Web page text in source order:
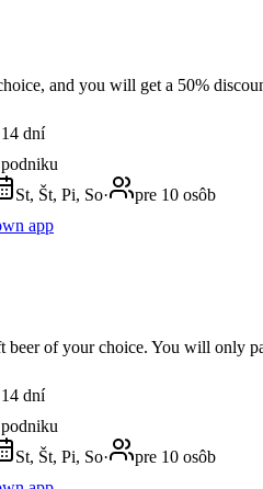
and you will get a 50%
dní
St, Št, Pi, So·
pre 10 osôb
app
beer of your choice. You will only
dní
St, Št, Pi, So·
pre 10 osôb